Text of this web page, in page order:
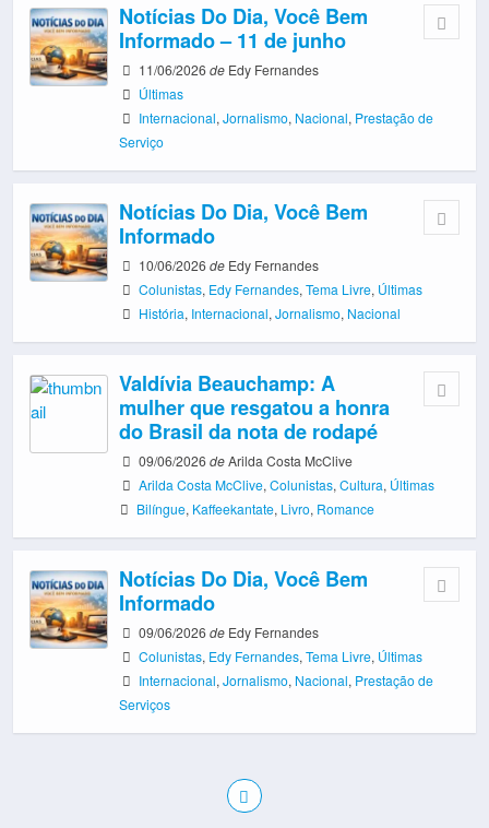
Notícias Do Dia, Você Bem
Informado – 11 de junho
11/06/2026de Edy Fernandes
Últimas
Internacional,Jornalismo, Nacional, Prestação de
Serviço
Notícias Do Dia, Você Bem
Informado
10/06/2026de Edy Fernandes
Colunistas, Edy Fernandes,Tema Livre, Últimas
História, Internacional,Jornalismo, Nacional
Valdívia Beauchamp: A
mulher que resgatou a honra
do Brasil da nota de rodapé
09/06/2026deArilda Costa McClive
Arilda Costa McClive,Colunistas,Cultura, Últimas
Bilíngue, Kaffeekantate, Livro, Romance
Notícias Do Dia, Você Bem
Informado
09/06/2026de Edy Fernandes
Colunistas, Edy Fernandes,Tema Livre, Últimas
Internacional,Jornalismo, Nacional, Prestação de
Serviços